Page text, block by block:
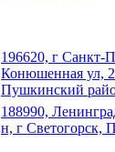
196620, г Санкт-
Конюшенная ул, 2
Пушкинский
188990,
н, г Светогорск,